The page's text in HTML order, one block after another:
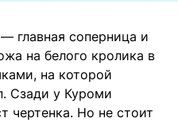
главная соперница и
на белого кролика в
на которой
Сзади у Куроми
чертенка. Но не стоит